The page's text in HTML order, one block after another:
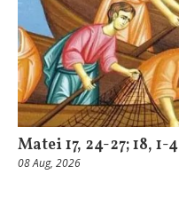
Matei 17, 24-27; 18, 1-4
08 Aug, 2026